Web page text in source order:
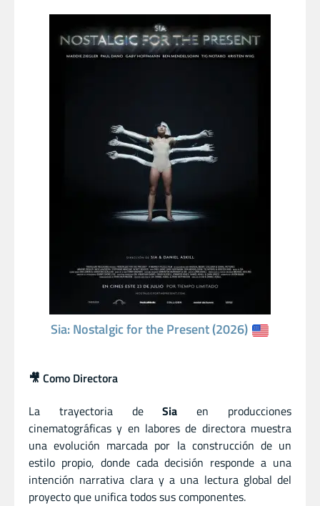
Sia: Nostalgic for the Present (2026)
🎥 Como Directora
La trayectoria deSia en producciones
cinematográficas y en labores de directora muestra
una evolución marcada por la construcción de un
estilo propio, donde cada decisión responde a una
intención narrativa clara y a una lectura global del
proyecto que unifica todos sus componentes.